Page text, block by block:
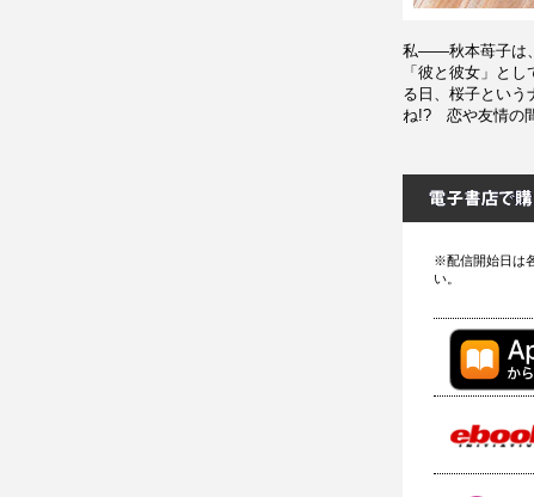
私――秋本苺子は
「彼と彼女」と
る日、桜子という
ね!? 恋や友情の
※配信開始日は
い。